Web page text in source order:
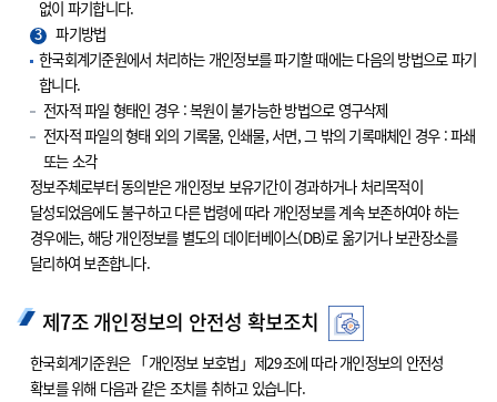
없이 파기합니다.
3
파기방법
한국회계기준원에서 처리하는 개인정보를 파기할 때에는 다음의 방법으로 파기
합니다.
전자적 파일 형태인 경우 : 복원이 불가능한 방법으로 영구삭제
전자적 파일의 형태 외의 기록물, 인쇄물, 서면, 그 밖의 기록매체인 경우 : 파쇄
또는 소각
정보주체로부터 동의받은 개인정보 보유기간이 경과하거나 처리목적이
달성되었음에도 불구하고 다른 법령에 따라 개인정보를 계속 보존하여야 하는
경우에는, 해당 개인정보를 별도의 데이터베이스(DB)로 옮기거나 보관장소를
달리하여 보존합니다.
제7조 개인정보의 안전성 확보조치
한국회계기준원은 「개인정보 보호법」제29조에 따라 개인정보의 안전성
확보를 위해 다음과 같은 조치를 취하고 있습니다.